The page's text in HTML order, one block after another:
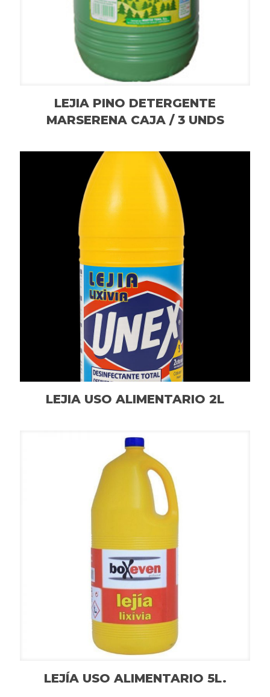
LEJIA PINO DETERGENTE
MARSERENA CAJA / 3 UNDS
LEJIA USO ALIMENTARIO 2L
LEJÍA USO ALIMENTARIO 5L.